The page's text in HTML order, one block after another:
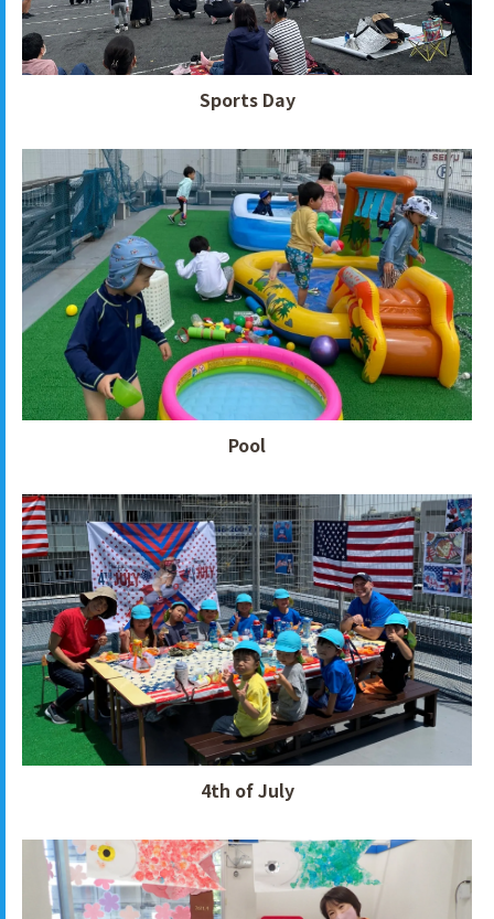
Sports Day
Pool
4th of July